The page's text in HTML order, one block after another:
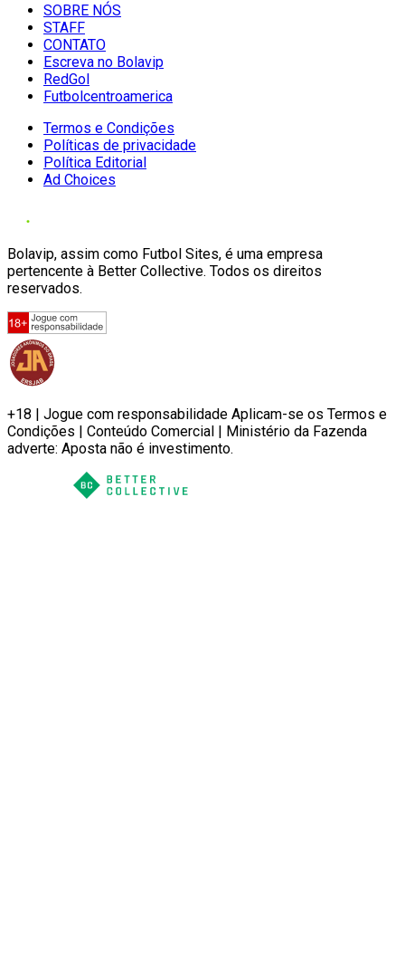
SOBRE NÓS
STAFF
CONTATO
Escreva no Bolavip
RedGol
Futbolcentroamerica
Termos e Condições
Políticas de privacidade
Política Editorial
Ad Choices
Bolavip, assim como Futbol Sites, é uma empresa
pertencente à Better Collective. Todos os direitos
reservados.
+18 | Jogue com responsabilidade Aplicam-se os Termos e
Condições | Conteúdo Comercial | Ministério da Fazenda
adverte: Aposta não é investimento.